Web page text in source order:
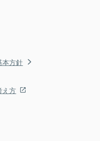
本方針
え方